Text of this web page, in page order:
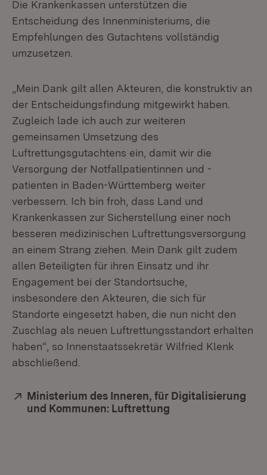
Die Krankenkassen unterstützen die
Entscheidung des Innenministeriums, die
Empfehlungen des Gutachtens vollständig
umzusetzen.
„Mein Dank gilt allen Akteuren, die konstruktiv an
der Entscheidungsfindung mitgewirkt haben.
Zugleich lade ich auch zur weiteren
gemeinsamen Umsetzung des
Luftrettungsgutachtens ein, damit wir die
Versorgung der Notfallpatientinnen und -
patienten in Baden-Württemberg weiter
verbessern. Ich bin froh, dass Land und
Krankenkassen zur Sicherstellung einer noch
besseren medizinischen Luftrettungsversorgung
an einem Strang ziehen. Mein Dank gilt zudem
allen Beteiligten für ihren Einsatz und ihr
Engagement bei der Standortsuche,
insbesondere den Akteuren, die sich für
Standorte eingesetzt haben, die nun nicht den
Zuschlag als neuen Luftrettungsstandort erhalten
haben“, so Innenstaatssekretär Wilfried Klenk
abschließend.
Extern:
Ministerium des Inneren, für Digitalisierung
und Kommunen: Luftrettung